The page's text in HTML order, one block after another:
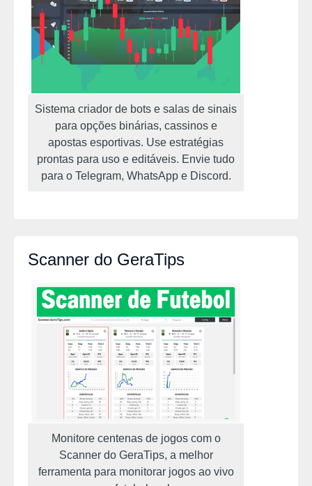
Sistema criador de bots e salas de sinais
para opções binárias, cassinos e
apostas esportivas. Use estratégias
prontas para uso e editáveis. Envie tudo
para o Telegram, WhatsApp e Discord.
Scanner do GeraTips
Monitore centenas de jogos com o
Scanner do GeraTips, a melhor
ferramenta para monitorar jogos ao vivo